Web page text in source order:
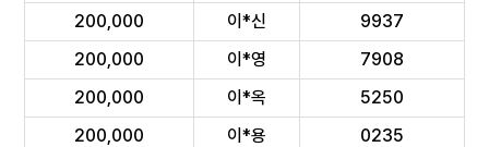
200,000
이*신
9937
200,000
이*영
7908
200,000
이*옥
5250
200,000
이*용
0235